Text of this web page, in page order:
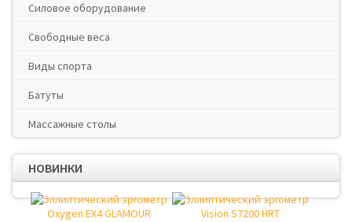
Силовое оборудование
Свободные веса
Виды спорта
Батуты
Массажные столы
НОВИНКИ